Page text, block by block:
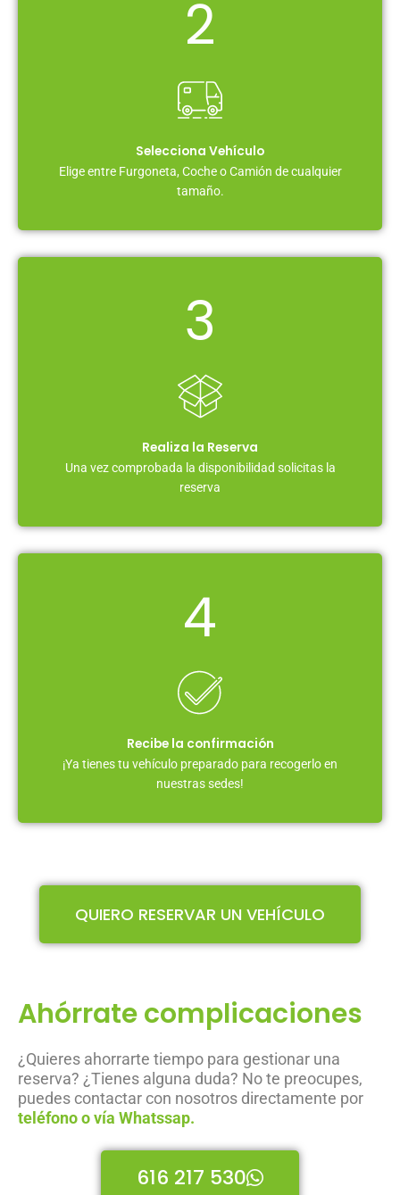
2
Selecciona Vehículo
Elige entre Furgoneta, Coche o Camión de cualquier
tamaño.
3
Realiza la Reserva
Una vez comprobada la disponibilidad solicitas la
reserva
4
Recibe la confirmación
¡Ya tienes tu vehículo preparado para recogerlo en
nuestras sedes!
QUIERO RESERVAR UN VEHÍCULO
Ahórrate complicaciones
¿Quieres ahorrarte tiempo para gestionar una
reserva? ¿Tienes alguna duda? No te preocupes,
puedes contactar con nosotros directamente por
teléfono o vía Whatssap.
616 217 530